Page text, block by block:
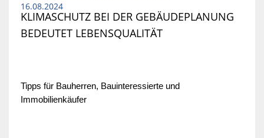
16.08.2024
KLIMASCHUTZ BEI DER GEBÄUDEPLANUNG
BEDEUTET LEBENSQUALITÄT
Tipps für Bauherren, Bauinteressierte und
Immobilienkäufer